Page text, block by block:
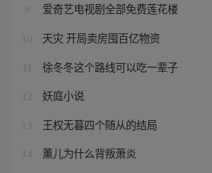
9 爱奇艺电视剧全部免费莲花楼
10 天灾 开局卖房囤百亿物资
徐冬冬这个路线可以吃一辈子
12 妖庭小说
13 王权无暮四个随从的结局
14 薰儿为什么背叛萧炎